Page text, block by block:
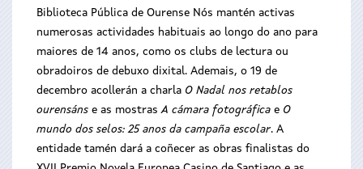
Biblioteca Pública de Ourense Nós mantén activas
numerosas actividades habituais ao longo do ano para
maiores de 14 anos, como os clubs de lectura ou
obradoiros de debuxo dixital. Ademais, o 19 de
decembro acollerán a charla O Nadal nos retablos
ourensáns e as mostras A cámara fotográfica e O
mundo dos selos: 25 anos da campaña escolar. A
entidade tamén dará a coñecer as obras finalistas do